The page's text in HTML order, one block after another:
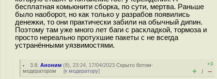
бесплатная комьюнити сборка, по сути, мертва. Раньше
было наоборот, но как только у разрабов появились
денежки, то они практически забили на обычный дипин.
Поэтому там уже много лет баги с раскладкой, тормоза и
просто нереально протухшие пакеты с не всегда
устранёнными уязвимостями.
3.8 ,Аноним (8), 23:24, 17/04/2023Скрыто ботом-
модератором [к модератору]
+3
+ / –